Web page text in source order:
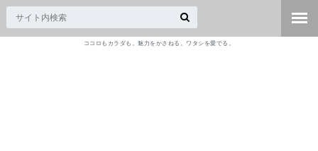
ココロもカラダも。魅力をかさねる。ワタシを愛でる。